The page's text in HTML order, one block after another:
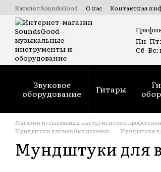
Перейти к основному контенту
Каталог SoundsGood О нас Контактная
Пн–Пт:
Звуковое
оборудование Гитары
Магазин музыкальных инструментов и
Мундштуки для медных духовых
Мундштуки
Мундштуки для